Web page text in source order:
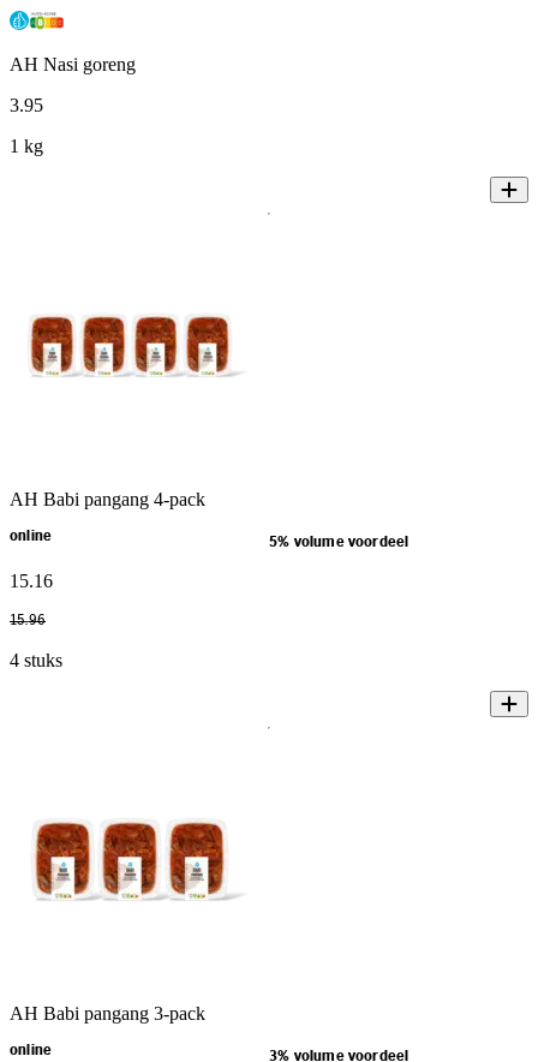
AH Nasi goreng
3.95
1 kg
AH Babi pangang 4-pack
online 5% volume voordeel
15.16
15.96
4 stuks
AH Babi pangang 3-pack
online 3% volume voordeel